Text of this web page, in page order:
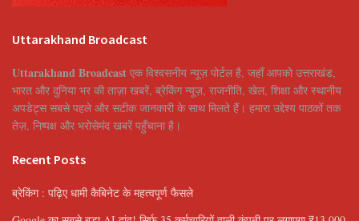
Uttarakhand Broadcast
Uttarakhand Broadcast एक विश्वसनीय न्यूज़ पोर्टल है, जहाँ आपको उत्तराखंड,
भारत और दुनिया भर की ताज़ा खबरें, ब्रेकिंग न्यूज़, राजनीति, खेल, शिक्षा और स्थानीय
अपडेट्स सबसे पहले और सटीक जानकारी के साथ मिलते हैं। हमारा उद्देश्य पाठकों तक
तेज़, निष्पक्ष और भरोसेमंद खबरें पहुँचाना है।
Recent Posts
ब्रेकिंग : पढ़िए धामी कैबिनेट के महत्वपूर्ण फैसले